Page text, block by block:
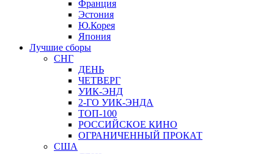
Франция
Эстония
Ю.Корея
Япония
Лучшие сборы
СНГ
ДЕНЬ
ЧЕТВЕРГ
УИК-ЭНД
2-ГО УИК-ЭНДА
ТОП-100
РОССИЙСКОЕ КИНО
ОГРАНИЧЕННЫЙ ПРОКАТ
США